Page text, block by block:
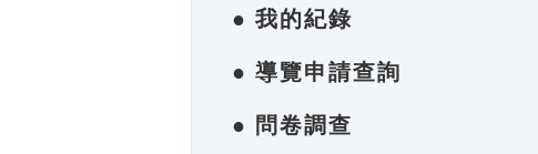
● 我的紀錄
● 導覽申請查詢
● 問卷調查